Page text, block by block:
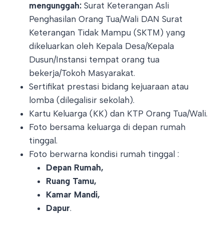
mengunggah: Surat Keterangan Asli
Penghasilan Orang Tua/Wali DAN Surat
Keterangan Tidak Mampu (SKTM) yang
dikeluarkan oleh Kepala Desa/Kepala
Dusun/Instansi tempat orang tua
bekerja/Tokoh Masyarakat.
Sertifikat prestasi bidang kejuaraan atau
lomba (dilegalisir sekolah).
Kartu Keluarga (KK) dan KTP Orang Tua/Wali.
Foto bersama keluarga di depan rumah
tinggal.
Foto berwarna kondisi rumah tinggal :
Depan Rumah,
Ruang Tamu,
Kamar Mandi,
Dapur.